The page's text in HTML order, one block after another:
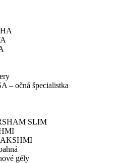
– očná špecialistka
SLIM
gély